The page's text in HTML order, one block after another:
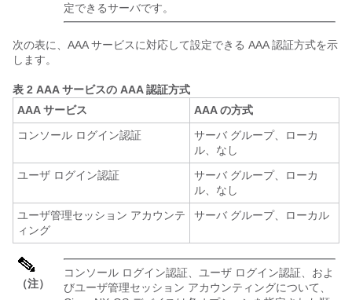
定できるサーバです。
次の表に、AAA サービスに対応して設定できる AAA 認証方式を示
します。
表 2 AAA サービスの AAA 認証方式
AAA サービス
AAA の方式
コンソール ログイン認証
サーバ グループ、ローカ
ル、なし
ユーザ ログイン認証
サーバ グループ、ローカ
ル、なし
ユーザ管理セッション アカウンテ
ィング
サーバ グループ、ローカル
（注）
コンソール ログイン認証、ユーザ ログイン認証、およ
びユーザ管理セッション アカウンティングについて、